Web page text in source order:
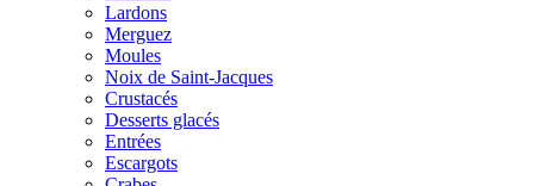
Lardons
Merguez
Moules
Noix de Saint-Jacques
Crustacés
Desserts glacés
Entrées
Escargots